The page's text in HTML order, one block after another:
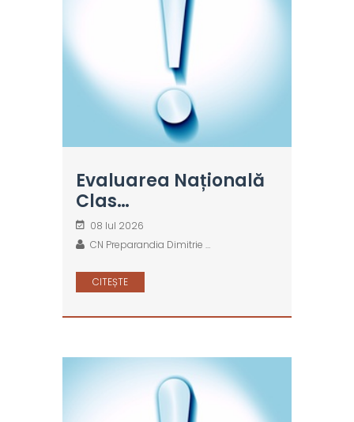
Evaluarea Națională
Clas…
08 Iul 2026
CN Preparandia Dimitrie …
CITEȘTE